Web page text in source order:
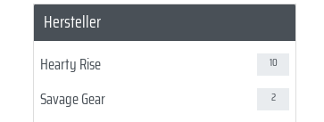
Hersteller
Hearty Rise 10
Savage Gear 2